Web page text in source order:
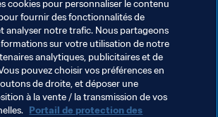
de
cookies pour personnaliser le contenu
fournir des fonctionnalités de
analyser notre trafic. Nous partageons
sur votre utilisation de notre
analytiques, publicitaires et de
pouvez choisir vos préférences en
de droite, et déposer une
à la vente / la transmission de vos
Portail de protection des